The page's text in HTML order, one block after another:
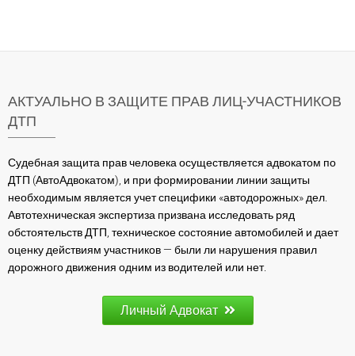
АКТУАЛЬНО В ЗАЩИТЕ ПРАВ ЛИЦ-УЧАСТНИКОВ
ДТП
Судебная защита прав человека осуществляется адвокатом по
ДТП (АвтоАдвокатом), и при формировании линии защиты
необходимым является учет специфики «автодорожных» дел.
Автотехническая экспертиза призвана исследовать ряд
обстоятельств ДТП, техническое состояние автомобилей и дает
оценку действиям участников — были ли нарушения правил
дорожного движения одним из водителей или нет.
Личный Адвокат